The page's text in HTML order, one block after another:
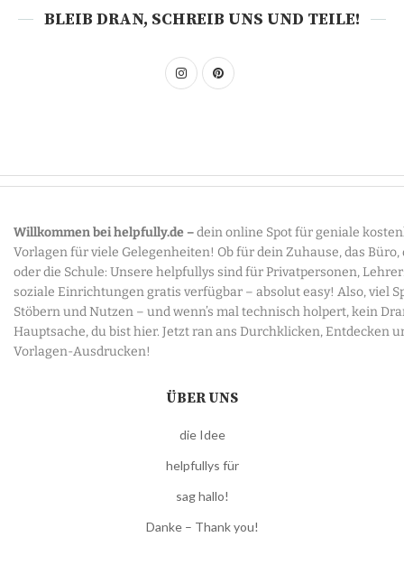
BLEIB DRAN, SCHREIB UNS UND TEILE!
Willkommen bei helpfully.de –dein online Spot für geniale
Vorlagen für viele Gelegenheiten! Ob für dein Zuhause, das Büro,
oder die Schule: Unsere helpfullys sind für Privatpersonen,
soziale Einrichtungen gratis verfügbar – absolut easy! Also, viel
Stöbern und Nutzen – und wenn’s mal technisch holpert, kein
Hauptsache, du bist hier. Jetzt ran ans Durchklicken, Entdecken
Vorlagen-Ausdrucken!
ÜBER UNS
die Idee
helpfullys für
sag hallo!
Danke – Thank you!